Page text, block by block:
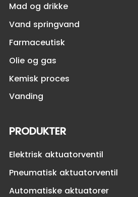
Mad og drikke
Vand springvand
Farmaceutisk
Olie og gas
Kemisk proces
Vanding
PRODUKTER
Elektrisk aktuatorventil
Pneumatisk aktuatorventil
Automatiske aktuatorer